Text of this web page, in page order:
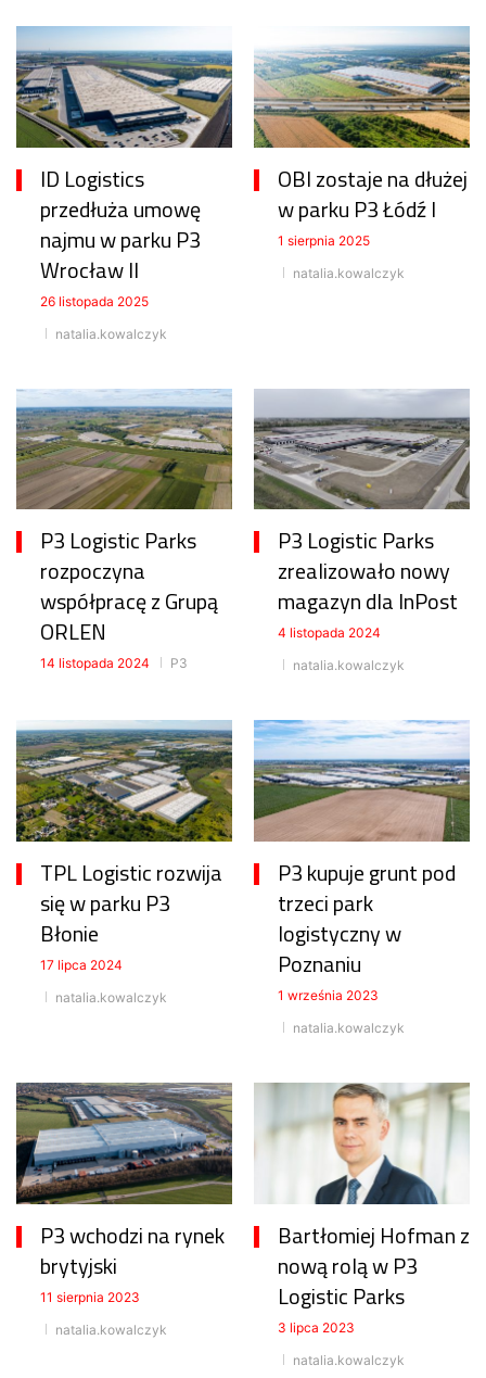
ID Logistics
przedłuża umowę
najmu w parku P3
Wrocław II
26 listopada 2025
natalia.kowalczyk
OBI zostaje na dłużej
w parku P3 Łódź I
1 sierpnia 2025
natalia.kowalczyk
P3 Logistic Parks
rozpoczyna
współpracę z Grupą
ORLEN
14 listopada 2024 P3
P3 Logistic Parks
zrealizowało nowy
magazyn dla InPost
4 listopada 2024
natalia.kowalczyk
TPL Logistic rozwija
się w parku P3
Błonie
17 lipca 2024
natalia.kowalczyk
P3 kupuje grunt pod
trzeci park
logistyczny w
Poznaniu
1 września 2023
natalia.kowalczyk
P3 wchodzi na rynek
brytyjski
11 sierpnia 2023
natalia.kowalczyk
Bartłomiej Hofman z
nową rolą w P3
Logistic Parks
3 lipca 2023
natalia.kowalczyk